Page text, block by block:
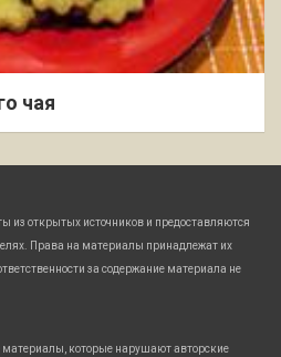
чая
из открытых источников и предоставляются
Права на материалы принадлежат их
за содержание материала не
которые нарушают авторские